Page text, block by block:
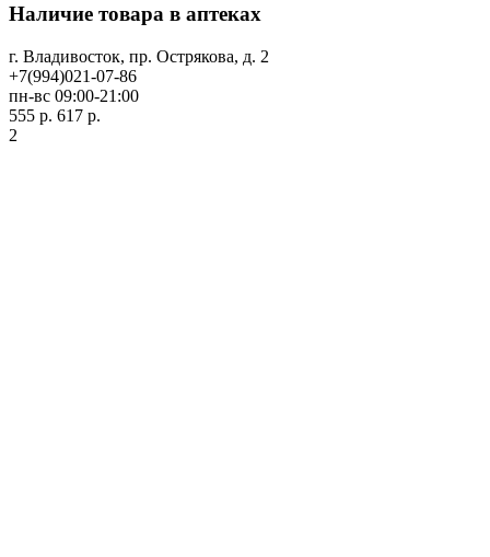
Наличие товара в аптеках
г. Владивосток, пр. Острякова, д. 2
+7(994)021-07-86
пн-вс 09:00-21:00
555 р. 617 р.
2